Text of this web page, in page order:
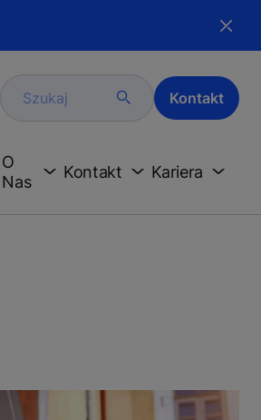
Szukaj Kontakt
O
Nas
Kontakt Kariera